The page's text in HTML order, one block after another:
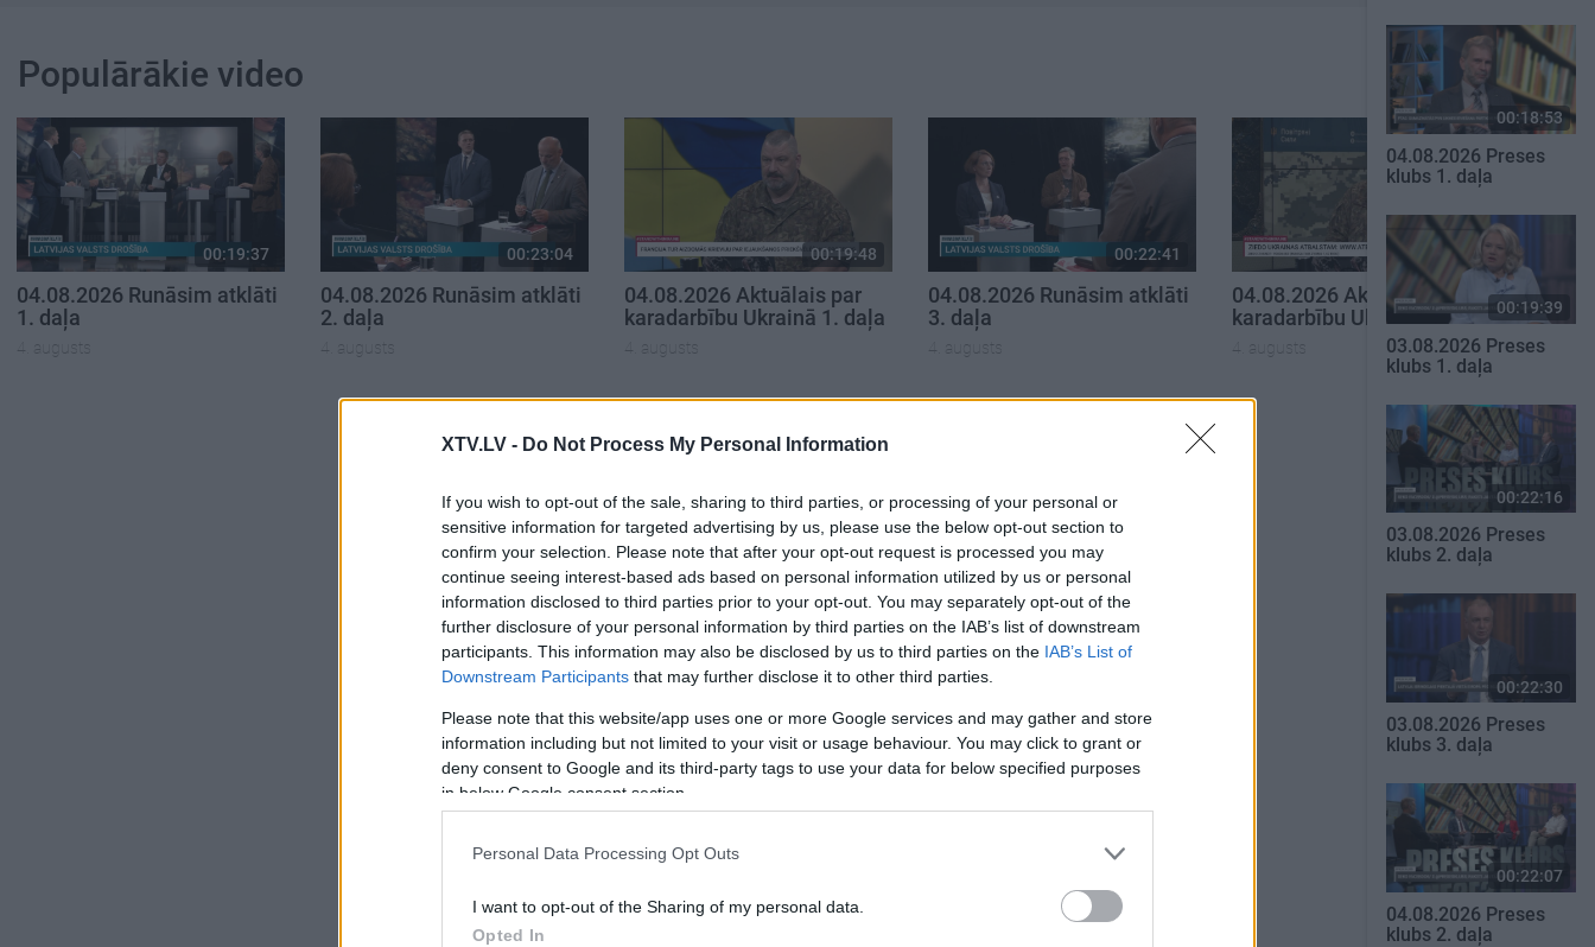
XTV.LV - Do Not Process My Personal Information
If you wish to opt-out of the sale, sharing to third parties, or processing of your personal or
sensitive information for targeted advertising by us, please use the below opt-out section to
confirm your selection. Please note that after your opt-out request is processed you may
continue seeing interest-based ads based on personal information utilized by us or personal
information disclosed to third parties prior to your opt-out. You may separately opt-out of the
further disclosure of your personal information by third parties on the IAB’s list of downstream
participants. This information may also be disclosed by us to third parties on the IAB’s List of
Downstream Participants that may further disclose it to other third parties.
Please note that this website/app uses one or more Google services and may gather and store
information including but not limited to your visit or usage behaviour. You may click to grant or
deny consent to Google and its third-party tags to use your data for below specified purposes
in below Google consent section.
Personal Data Processing Opt Outs
I want to opt-out of the Sharing of my personal data.
Opted In
Populārākie video
00:19:37
04.08.2026 Runāsim atklāti
1. daļa
4. augusts
00:23:04
04.08.2026 Runāsim atklāti
2. daļa
4. augusts
00:19:48
04.08.2026 Aktuālais par
karadarbību Ukrainā 1. daļa
4. augusts
00:22:41
04.08.2026 Runāsim atklāti
3. daļa
4. augusts
00:22:38
04.08.2026 Aktuālais par
karadarbību Ukrainā 2. daļa
4. augusts
SKATĪT VISUS
00:18:53
04.08.2026 Preses
klubs 1. daļa
00:19:39
03.08.2026 Preses
klubs 1. daļa
00:22:16
03.08.2026 Preses
klubs 2. daļa
00:22:30
03.08.2026 Preses
klubs 3. daļa
00:22:07
04.08.2026 Preses
klubs 2. daļa